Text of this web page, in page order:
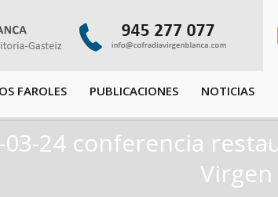
FAROLES PUBLICACIONES NOTICIAS
03-24 conferencia
Virgen